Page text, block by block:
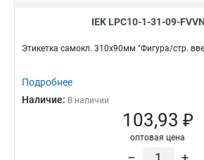
IEK LPC10-1-31-09-
Этикетка самокл. 310х90мм "Фигура/стр.
Подробнее
Наличие: В наличии
103,93 ₽
оптовая цена